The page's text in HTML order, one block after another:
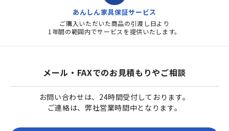
あんしん家具保証サービス
ご購入いただいた商品の引渡し日より
1年間の範囲内でサービスを提供いたします。
メール・FAXでのお見積もりやご相談
お問い合わせは、24時間受付しております。
ご連絡は、弊社営業時間中となります。